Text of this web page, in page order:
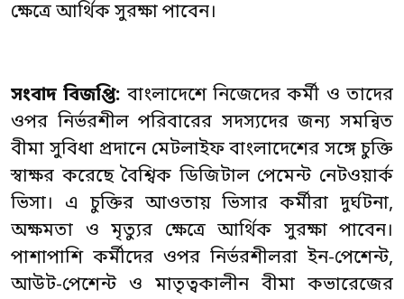
ক্ষেত্রে আর্থিক সুরক্ষা পাবেন।
সংবাদ বিজপ্তি: বাংলাদেশে নিজেদের কর্মী ও তাদের
ওপর নির্ভরশীল পরিবারের সদস্যদের জন্য সমন্বিত
বীমা সুবিধা প্রদানে মেটলাইফ বাংলাদেশের সঙ্গে চুক্তি
স্বাক্ষর করেছে বৈশ্বিক ডিজিটাল পেমেন্ট নেটওয়ার্ক
ভিসা। এ চুক্তির আওতায় ভিসার কর্মীরা দুর্ঘটনা,
অক্ষমতা ও মৃত্যুর ক্ষেত্রে আর্থিক সুরক্ষা পাবেন।
পাশাপাশি কর্মীদের ওপর নির্ভরশীলরা ইন-পেশেন্ট,
আউট-পেশেন্ট ও মাতৃত্বকালীন বীমা কভারেজের